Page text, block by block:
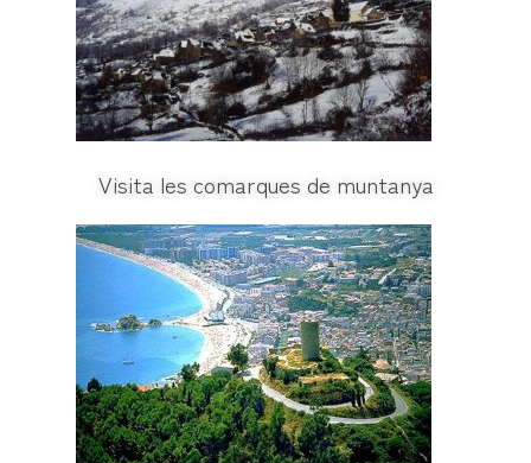
Visita les comarques de muntanya